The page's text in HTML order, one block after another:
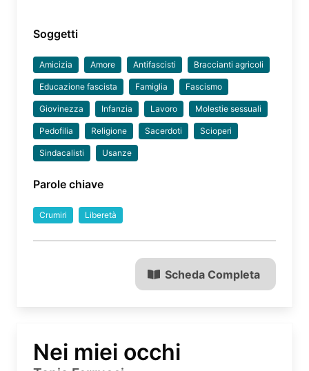
Soggetti
Amicizia Amore Antifascisti Braccianti agricoli
Educazione fascista Famiglia Fascismo
Giovinezza Infanzia Lavoro Molestie sessuali
Pedofilia Religione Sacerdoti Scioperi
Sindacalisti Usanze
Parole chiave
Crumiri Liberetà
Scheda Completa
Nei miei occhi